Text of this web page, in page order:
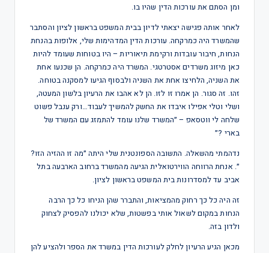
ומן הסתם את עורכות הדין שהיו בו.
לאחר אותה פגישה יצאתי לדיון בבית המשפט בראשון לציון והסתבר
שהמשרד היה כמרקחה. עורכות הדין המדהימות שלי, אלופות בהנחת
הנחות, חיבור עובדות ורקימת תיאוריות – היו בטוחות שעומד להיות
כאן מיזוג משרדים אסטרטגי. המשרד היה כמרקחה. הן שכנעו אחת
את השניה, הלחיצו אחת את השניה ולבסוף הגיעו למסקנה בטוחה.
זהו. זה סגור. הן אמרו זו לזו. הן לא אהבו את הרעיון בלשון המעטה,
ושלי וטלי אפילו איבדו את החשק להמשיך לעבוד…ורק ענבל פשוט
שלחה לי ווטסאפ – ״המשרד שלנו עומד להתמזג עם המשרד של
בארי ?״
נדהמתי מהשאלה. התשובה הספונטנית שלי היתה ״מה זו ההזיה הזו?
״. אנחת הרווחה הווירטואלית הגיעה מהמשרד ברחוב הארבעה בתל
אביב עד למסדרונות בית המשפט בראשון לציון.
זה היה כל כך רחוק מהמציאות, והתברר שהן הניחו כל כך הרבה
הנחות במקום לשאול אותי בפשטות, שלא יכולנו להפסיק לצחוק
ולדון בזה.
מכאן הגיע הרעיון לחלק לעורכות הדין במשרד את הספר ולהציע להן